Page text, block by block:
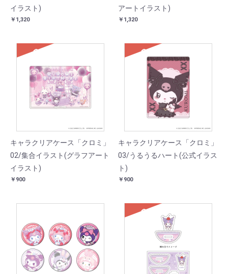
イラスト)
￥1,320
アートイラスト)
￥1,320
SOLD
キャラクリアケース「クロミ」
02/集合イラスト(グラフアート
イラスト)
￥900
SOLD
キャラクリアケース「クロミ」
03/うるうるハート(公式イラス
ト)
￥900
SOLD